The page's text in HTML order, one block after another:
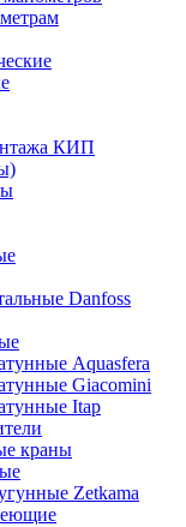
КИП
Danfoss
Aquasfera
Giacomini
Itap
краны
Zetkama